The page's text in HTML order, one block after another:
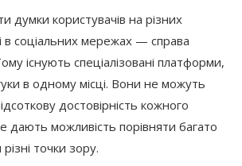
думки користувачів на різних
в соціальних мережах — справа
існують спеціалізовані платформи,
в одному місці. Вони не можуть
достовірність кожного
дають можливість порівняти багато
точки зору.